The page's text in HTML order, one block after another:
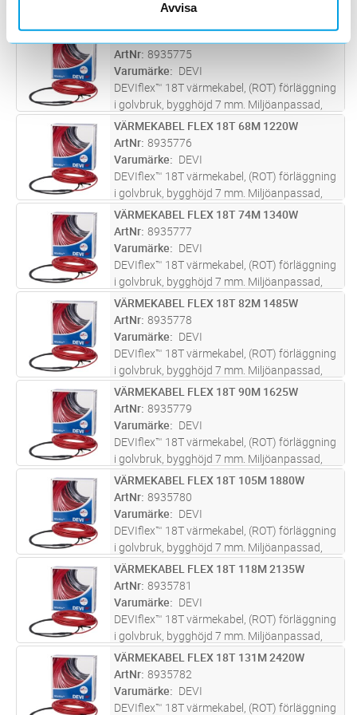
Avvisa
i golvbruk, bygghöjd 7 mm. Miljöanpassad,
metermärkt värmekabel för förläggning i
golvbruk under t.ex. klinker, plastmatta, trä
eller laminatgolv, vid nyby
ST Lägg i kundvagn
ArtNr 8935775
Varumärke
DEVI
DEVIflex™ 18T värmekabel, (ROT) förläggning
i golvbruk, bygghöjd 7 mm. Miljöanpassad,
metermärkt värmekabel för förläggning i
golvbruk under t.ex. klinker, plastmatta, trä
eller laminatgolv, vid nyby
ST Lägg i kundvagn
VÄRMEKABEL FLEX 18T 68M 1220W
ArtNr 8935776
Varumärke
DEVI
DEVIflex™ 18T värmekabel, (ROT) förläggning
i golvbruk, bygghöjd 7 mm. Miljöanpassad,
metermärkt värmekabel för förläggning i
golvbruk under t.ex. klinker, plastmatta, trä
eller laminatgolv, vid nyby
ST Lägg i kundvagn
VÄRMEKABEL FLEX 18T 74M 1340W
ArtNr 8935777
Varumärke
DEVI
DEVIflex™ 18T värmekabel, (ROT) förläggning
i golvbruk, bygghöjd 7 mm. Miljöanpassad,
metermärkt värmekabel för förläggning i
golvbruk under t.ex. klinker, plastmatta, trä
eller laminatgolv, vid nyby
ST Lägg i kundvagn
VÄRMEKABEL FLEX 18T 82M 1485W
ArtNr 8935778
Varumärke
DEVI
DEVIflex™ 18T värmekabel, (ROT) förläggning
i golvbruk, bygghöjd 7 mm. Miljöanpassad,
metermärkt värmekabel för förläggning i
golvbruk under t.ex. klinker, plastmatta, trä
eller laminatgolv, vid nyby
ST Lägg i kundvagn
VÄRMEKABEL FLEX 18T 90M 1625W
ArtNr 8935779
Varumärke
DEVI
DEVIflex™ 18T värmekabel, (ROT) förläggning
i golvbruk, bygghöjd 7 mm. Miljöanpassad,
metermärkt värmekabel för förläggning i
golvbruk under t.ex. klinker, plastmatta, trä
eller laminatgolv, vid nyby
ST Lägg i kundvagn
VÄRMEKABEL FLEX 18T 105M 1880W
ArtNr 8935780
Varumärke
DEVI
DEVIflex™ 18T värmekabel, (ROT) förläggning
i golvbruk, bygghöjd 7 mm. Miljöanpassad,
metermärkt värmekabel för förläggning i
golvbruk under t.ex. klinker, plastmatta, trä
eller laminatgolv, vid nyby
ST Lägg i kundvagn
VÄRMEKABEL FLEX 18T 118M 2135W
ArtNr 8935781
Varumärke
DEVI
DEVIflex™ 18T värmekabel, (ROT) förläggning
i golvbruk, bygghöjd 7 mm. Miljöanpassad,
metermärkt värmekabel för förläggning i
golvbruk under t.ex. klinker, plastmatta, trä
eller laminatgolv, vid nyby
ST Lägg i kundvagn
VÄRMEKABEL FLEX 18T 131M 2420W
ArtNr 8935782
Varumärke
DEVI
DEVIflex™ 18T värmekabel, (ROT) förläggning